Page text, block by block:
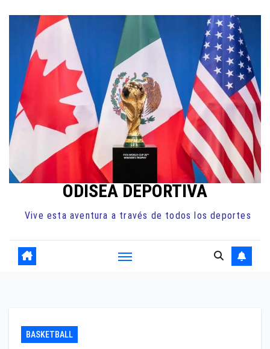
contenido
ODISEA DEPORTIVA
Vive esta aventura a través de todos los deportes
BASKETBALL